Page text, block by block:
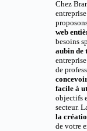
Chez
web
besoins
aubin de
de
facile à
objectifs
secteur.
la
de votre